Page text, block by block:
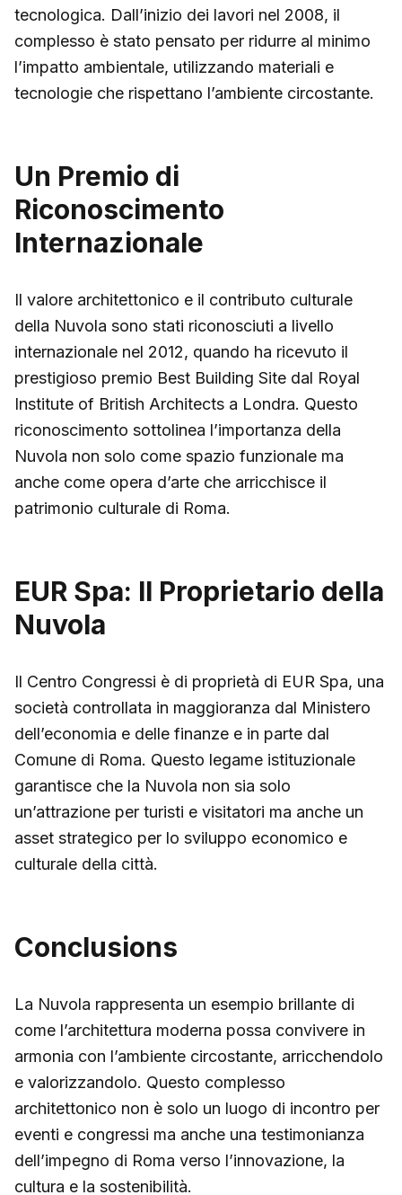
tecnologica. Dall’inizio dei lavori nel 2008, il
complesso è stato pensato per ridurre al minimo
l’impatto ambientale, utilizzando materiali e
tecnologie che rispettano l’ambiente circostante.
Un Premio di
Riconoscimento
Internazionale
Il valore architettonico e il contributo culturale
della Nuvola sono stati riconosciuti a livello
internazionale nel 2012, quando ha ricevuto il
prestigioso premio Best Building Site dal Royal
Institute of British Architects a Londra. Questo
riconoscimento sottolinea l’importanza della
Nuvola non solo come spazio funzionale ma
anche come opera d’arte che arricchisce il
patrimonio culturale di Roma.
EUR Spa: Il Proprietario della
Nuvola
Il Centro Congressi è di proprietà di EUR Spa, una
società controllata in maggioranza dal Ministero
dell’economia e delle finanze e in parte dal
Comune di Roma. Questo legame istituzionale
garantisce che la Nuvola non sia solo
un’attrazione per turisti e visitatori ma anche un
asset strategico per lo sviluppo economico e
culturale della città.
Conclusions
La Nuvola rappresenta un esempio brillante di
come l’architettura moderna possa convivere in
armonia con l’ambiente circostante, arricchendolo
e valorizzandolo. Questo complesso
architettonico non è solo un luogo di incontro per
eventi e congressi ma anche una testimonianza
dell’impegno di Roma verso l’innovazione, la
cultura e la sostenibilità.